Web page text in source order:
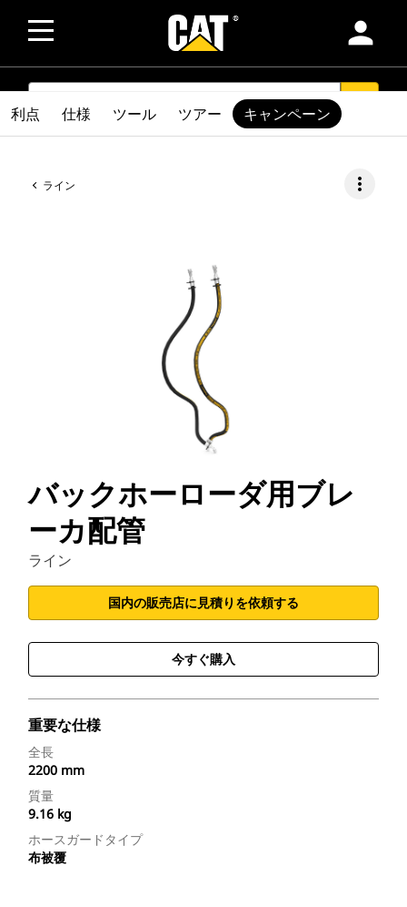
person
SEARCH
ライン more_vert
バックホーローダ用ブレ
ーカ配管
ライン
国内の販売店に見積りを依頼する
今すぐ購入
重要な仕様
全長
2200 mm
質量
9.16 kg
ホースガードタイプ
布被覆
利点 仕様 ツール ツアー キャンペーン